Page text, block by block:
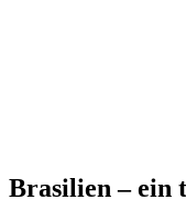
Brasilien – ein